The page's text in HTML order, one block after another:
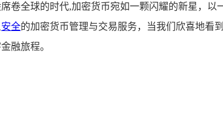
卷全球的时代,加密货币宛如一颗闪耀的新星，以
安全的加密货币管理与交易服务，当我们欣喜地看
融旅程。